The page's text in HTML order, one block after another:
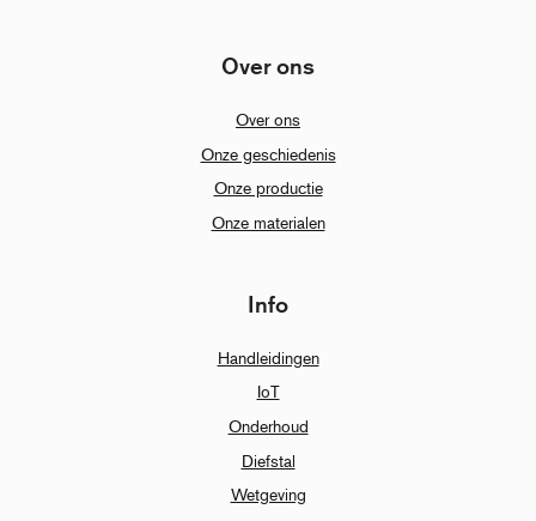
Over ons
Over ons
Onze geschiedenis
Onze productie
Onze materialen
Info
Handleidingen
IoT
Onderhoud
Diefstal
Wetgeving